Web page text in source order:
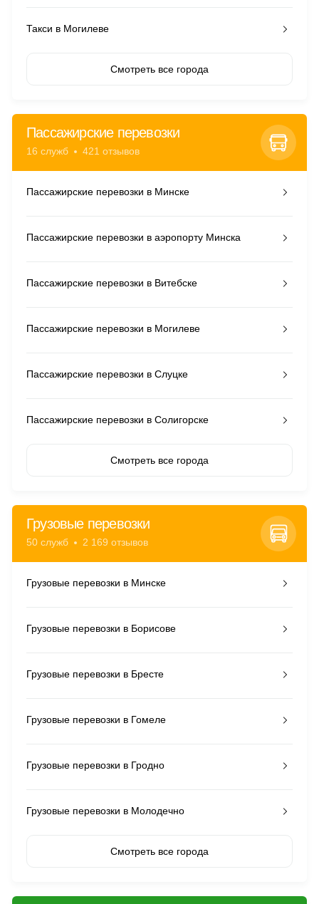
Такси в Могилеве
Смотреть все города
Пассажирские перевозки
16 служб 421 отзывов
Пассажирские перевозки в Минске
Пассажирские перевозки в аэропорту Минска
Пассажирские перевозки в Витебске
Пассажирские перевозки в Могилеве
Пассажирские перевозки в Слуцке
Пассажирские перевозки в Солигорске
Смотреть все города
Грузовые перевозки
50 служб 2 169 отзывов
Грузовые перевозки в Минске
Грузовые перевозки в Борисове
Грузовые перевозки в Бресте
Грузовые перевозки в Гомеле
Грузовые перевозки в Гродно
Грузовые перевозки в Молодечно
Смотреть все города